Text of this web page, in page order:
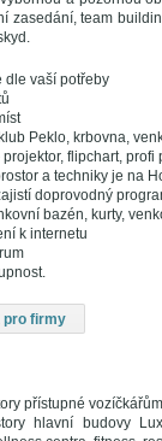
zasedání, team
dle vaší potřeby
Peklo, krbovna,
flipchart,
a techniky je na
doprovodný
bazén, kurty,
k internetu
pro firmy
přístupné
hlavní budovy